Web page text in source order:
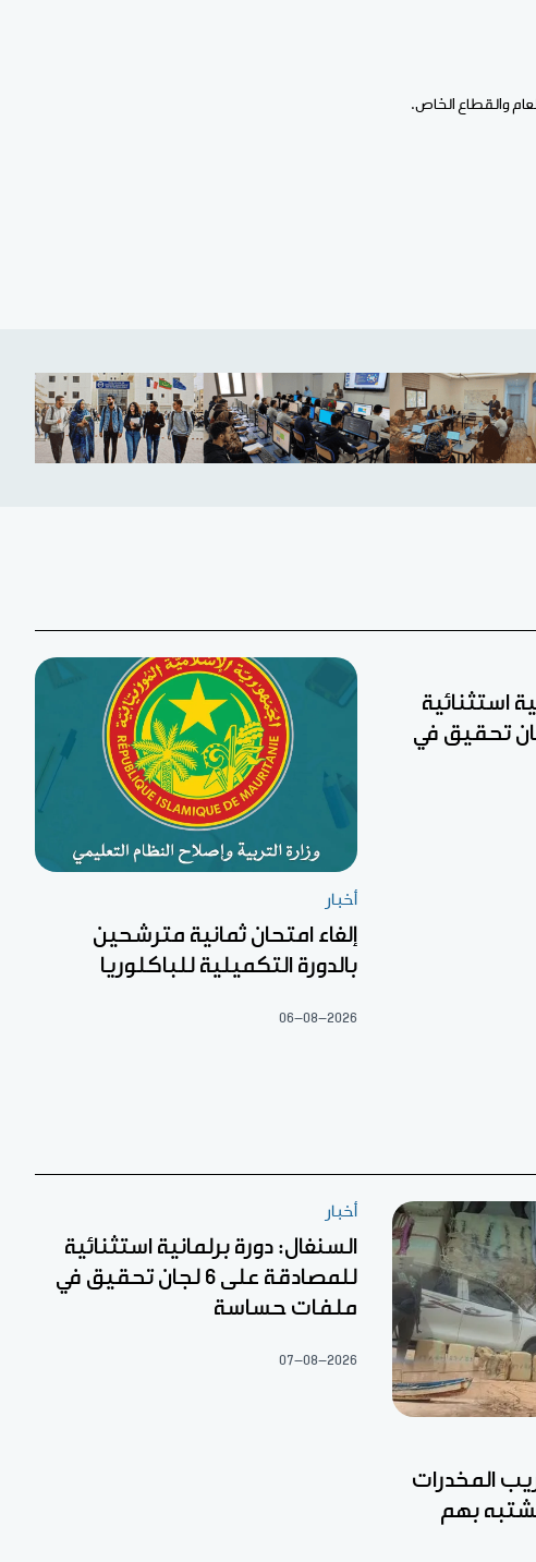
والقطاع الخاص.
استثنائية
على 6 لجان تحقيق في
أخبار
إلغاء امتحان ثمانية مترشحين
بالدورة التكميلية للباكلوريا
06-08-2026
المخدرات
بهم
أخبار
السنغال: دورة برلمانية استثنائية
للمصادقة على 6 لجان تحقيق في
ملفات حساسة
07-08-2026